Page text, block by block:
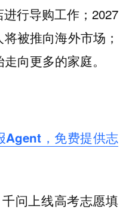
行导购工作；2027
被推向海外市场；
向更多的家庭。
Agent，免费提供志
问上线高考志愿填